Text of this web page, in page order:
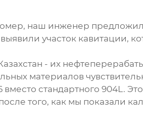
наш инженер
участок кавитации,
- их
материалов
стандартного 904L.
того, как мы показали